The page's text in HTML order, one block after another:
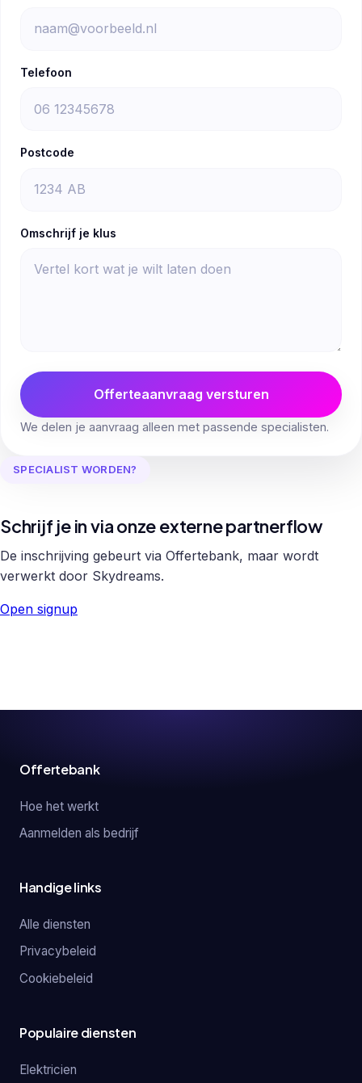
Telefoon
Postcode
Omschrijf je klus
Offerteaanvraag versturen
We delen je aanvraag alleen met passende specialisten.
SPECIALIST WORDEN?
Schrijf je in via onze externe partnerflow
De inschrijving gebeurt via Offertebank, maar wordt
verwerkt door Skydreams.
Open signup
Offertebank
Hoe het werkt
Aanmelden als bedrijf
Handige links
Alle diensten
Privacybeleid
Cookiebeleid
Populaire diensten
Elektricien